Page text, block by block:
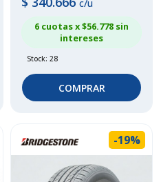
c/u
6 cuotas x $56.778 sin
intereses
Stock: 28
COMPRAR
-19%